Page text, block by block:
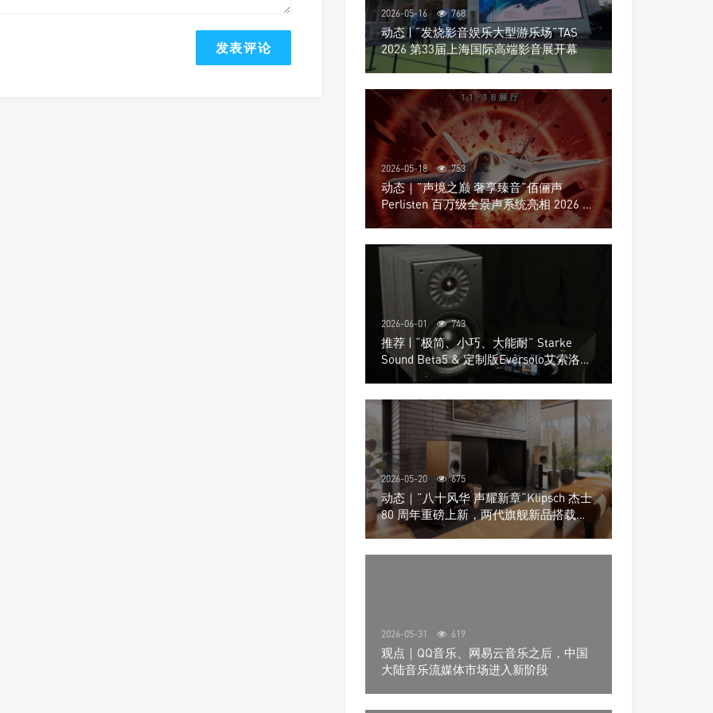
2026-05-16 768
动态 | “发烧影音娱乐大型游乐场”TAS
2026 第33届上海国际高端影音展开幕
2026-05-18 753
动态｜”声境之巅 奢享臻音”佰俪声
Perlisten 百万级全景声系统亮相 2026 北
京国际音响展
2026-06-01 743
推荐 | “极简、小巧、大能耐” Starke
Sound Beta5 & 定制版Eversolo艾索洛
Play音响组合
2026-05-20 675
动态｜”八十风华 声耀新章“Klipsch 杰士
80 周年重磅上新，两代旗舰新品搭载硬
核配置音质再升级
2026-05-31 619
观点｜QQ音乐、网易云音乐之后，中国
大陆音乐流媒体市场进入新阶段